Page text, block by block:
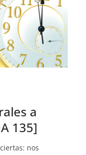
a
135]
nos